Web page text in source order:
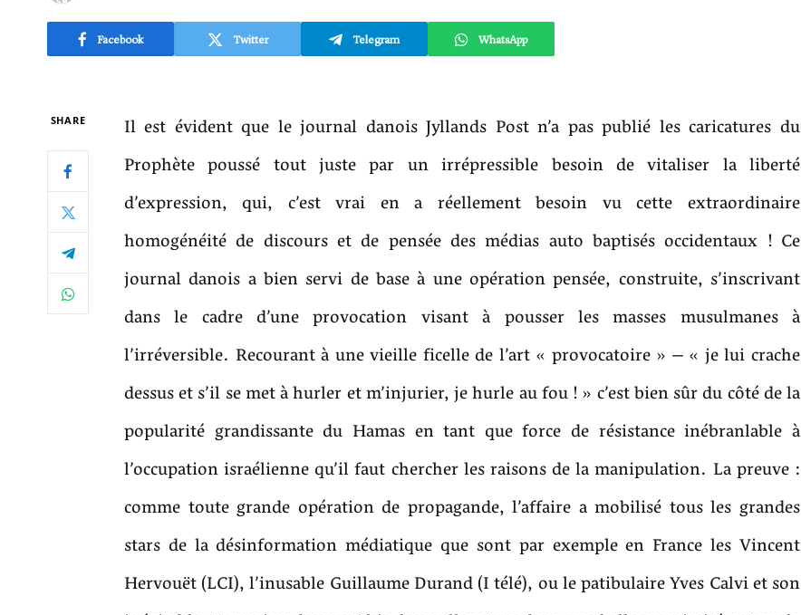
Facebook Twitter Telegram WhatsApp
SHARE
Il est évident que le journal danois Jyllands Post n’a pas publié les caricatures du
Prophète poussé tout juste par un irrépressible besoin de vitaliser la liberté
d’expression, qui, c’est vrai en a réellement besoin vu cette extraordinaire
homogénéité de discours et de pensée des médias auto baptisés occidentaux ! Ce
journal danois a bien servi de base à une opération pensée, construite, s’inscrivant
dans le cadre d’une provocation visant à pousser les masses musulmanes à
l’irréversible. Recourant à une vieille ficelle de l’art « provocatoire » – « je lui crache
dessus et s’il se met à hurler et m’injurier, je hurle au fou ! » c’est bien sûr du côté de la
popularité grandissante du Hamas en tant que force de résistance inébranlable à
l’occupation israélienne qu’il faut chercher les raisons de la manipulation. La preuve :
comme toute grande opération de propagande, l’affaire a mobilisé tous les grandes
stars de la désinformation médiatique que sont par exemple en France les Vincent
Hervouët (LCI), l’inusable Guillaume Durand (I télé), ou le patibulaire Yves Calvi et son